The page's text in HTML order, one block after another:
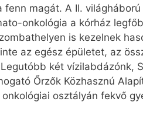
magát. A II.
onkológia a kórház
is kezelnek
az egész épületet, az
két vízilabdázónk,
Őrzők Közhasznú
osztályán fekvő